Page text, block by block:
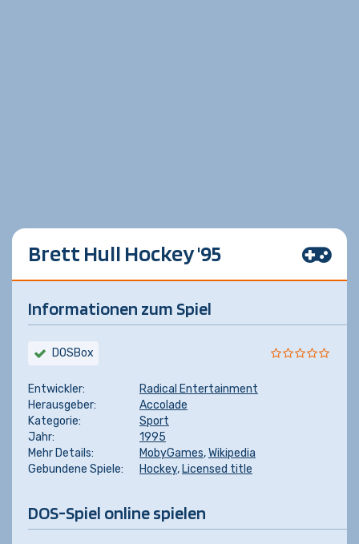
Brett Hull Hockey '95
Informationen zum Spiel
DOSBox
Entwickler:
Radical Entertainment
Herausgeber:
Accolade
Kategorie:
Sport
Jahr:
1995
Mehr Details:
MobyGames,Wikipedia
Gebundene Spiele:
Hockey, Licensed title
DOS-Spiel online spielen